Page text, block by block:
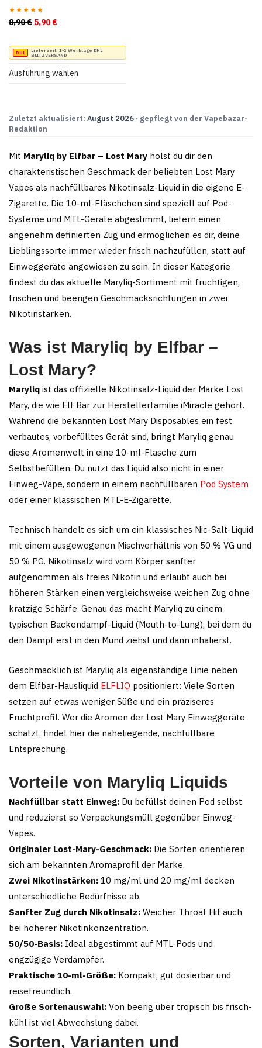
Bewertet
5
8,90€Ursprünglicher Preis war: 8,90 €
5,90€
Lieferzeit: 1-2 Werktage DHL
BLITZVERSAND
Ausführung wählen
Dieses
Produkt
Varianten
auf.
Optionen
können
auf
der
Produktseite
gewählt
werden
Zuletzt aktualisiert: August 2026 · gepflegt von der Vapebazar-
Redaktion
Mit Maryliq by Elfbar – Lost Mary holst du dir den
charakteristischen Geschmack der beliebten Lost Mary
Vapes als nachfüllbares Nikotinsalz-Liquid in die eigene E-
Zigarette. Die 10-ml-Fläschchen sind speziell auf Pod-
Systeme und MTL-Geräte abgestimmt, liefern einen
angenehm definierten Zug und ermöglichen es dir, deine
Lieblingssorte immer wieder frisch nachzufüllen, statt auf
Einweggeräte angewiesen zu sein. In dieser Kategorie
findest du das aktuelle Maryliq-Sortiment mit fruchtigen,
frischen und beerigen Geschmacksrichtungen in zwei
Nikotinstärken.
Was ist Maryliq by Elfbar –
Lost Mary?
Maryliq ist das offizielle Nikotinsalz-Liquid der Marke Lost
Mary, die wie Elf Bar zur Herstellerfamilie iMiracle gehört.
Während die bekannten Lost Mary Disposables ein fest
verbautes, vorbefülltes Gerät sind, bringt Maryliq genau
diese Aromenwelt in eine 10-ml-Flasche zum
Selbstbefüllen. Du nutzt das Liquid also nicht in einer
Einweg-Vape, sondern in einem nachfüllbaren Pod System
oder einer klassischen MTL-E-Zigarette.
Technisch handelt es sich um ein klassisches Nic-Salt-Liquid
mit einem ausgewogenen Mischverhältnis von 50 % VG und
50 % PG. Nikotinsalz wird vom Körper sanfter
aufgenommen als freies Nikotin und erlaubt auch bei
höheren Stärken einen vergleichsweise weichen Zug ohne
kratzige Schärfe. Genau das macht Maryliq zu einem
typischen Backendampf-Liquid (Mouth-to-Lung), bei dem du
den Dampf erst in den Mund ziehst und dann inhalierst.
Geschmacklich ist Maryliq als eigenständige Linie neben
dem Elfbar-Hausliquid ELFLIQ positioniert: Viele Sorten
setzen auf etwas weniger Süße und ein präziseres
Fruchtprofil. Wer die Aromen der Lost Mary Einweggeräte
schätzt, findet hier die naheliegende, nachfüllbare
Entsprechung.
Vorteile von Maryliq Liquids
Nachfüllbar statt Einweg: Du befüllst deinen Pod selbst
und reduzierst so Verpackungsmüll gegenüber Einweg-
Vapes.
Originaler Lost-Mary-Geschmack: Die Sorten orientieren
sich am bekannten Aromaprofil der Marke.
Zwei Nikotinstärken: 10 mg/ml und 20 mg/ml decken
unterschiedliche Bedürfnisse ab.
Sanfter Zug durch Nikotinsalz: Weicher Throat Hit auch
bei höherer Nikotinkonzentration.
50/50-Basis: Ideal abgestimmt auf MTL-Pods und
engzügige Verdampfer.
Praktische 10-ml-Größe: Kompakt, gut dosierbar und
reisefreundlich.
Große Sortenauswahl: Von beerig über tropisch bis frisch-
kühl ist viel Abwechslung dabei.
Sorten, Varianten und